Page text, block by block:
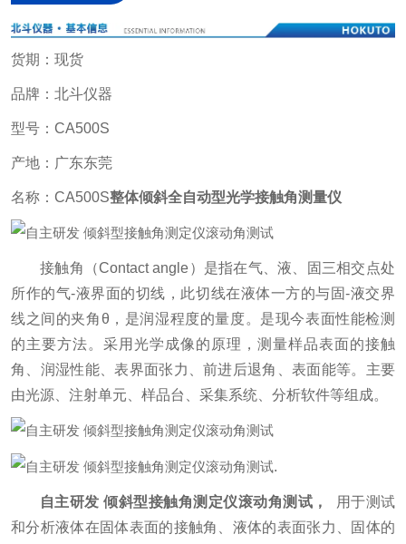
货期：现货
品牌：北斗仪器
型号：CA500S
产地：广东东莞
名称：CA500S整体倾斜全自动型光学接触角测量仪
接触角（Contact angle）是指在气、液、固三相交点处
所作的气-液界面的切线，此切线在液体一方的与固-液交界
线之间的夹角θ，是润湿程度的量度。是现今表面性能检测
的主要方法。采用光学成像的原理，测量样品表面的接触
角、润湿性能、表界面张力、前进后退角、表面能等。主要
由光源、注射单元、样品台、采集系统、分析软件等组成。
.
自主研发 倾斜型接触角测定仪滚动角测试 ，
用于测试
和分析液体在固体表面的接触角、液体的表面张力、固体的